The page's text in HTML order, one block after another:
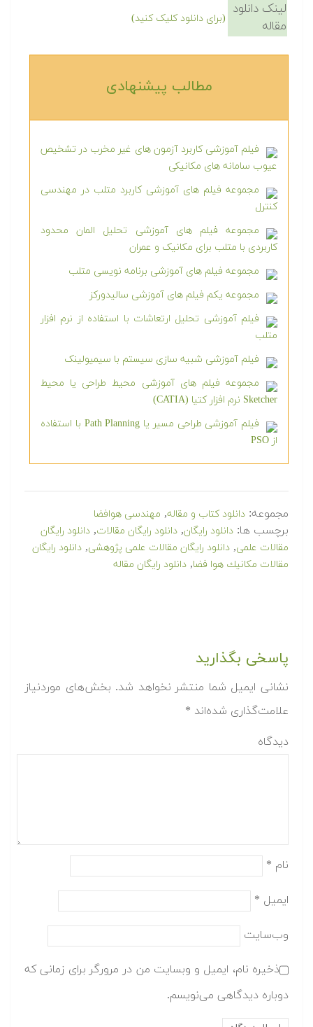
لینک دانلود
مقاله
(برای دانلود کلیک کنید)
مطالب پیشنهادی‎
فیلم آموزشی کاربرد آزمون های غیر مخرب در تشخیص
عیوب سامانه های مکانیکی
مجموعه فیلم های آموزشی کاربرد متلب در مهندسی
کنترل
مجموعه فیلم های آموزشی تحلیل المان محدود
کاربردی با متلب برای مکانیک و عمران
مجموعه فیلم های آموزشی برنامه نویسی متلب
مجموعه یکم فیلم های آموزشی سالیدورکز
فیلم آموزشی تحلیل ارتعاشات با استفاده از نرم افزار
متلب
فیلم آموزشی شبیه سازی سیستم با سیمیولینک
مجموعه فیلم های آموزشی محیط طراحی یا محیط
Sketcher نرم افزار کتیا (CATIA)
فیلم آموزشی طراحی مسیر یا Path Planning با استفاده
از PSO
مجموعه: دانلود کتاب و مقاله, مهندسی هوافضا
برچسب ها: دانلود رایگان, دانلود رایگان مقالات, دانلود رایگان
مقالات علمی, دانلود رایگان مقالات علمی پژوهشی, دانلود رایگان
مقالات مكانيك هوا فضا, دانلود رایگان مقاله
پاسخی بگذارید
نشانی ایمیل شما منتشر نخواهد شد. بخش‌های موردنیاز
علامت‌گذاری شده‌اند *
دیدگاه
نام *
ایمیل *
وب‌سایت
ذخیره نام، ایمیل و وبسایت من در مرورگر برای زمانی که
دوباره دیدگاهی می‌نویسم.